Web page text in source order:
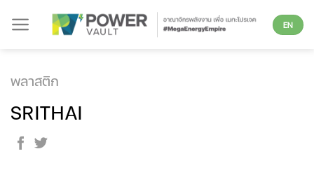
EN
พลาสติก
SRITHAI